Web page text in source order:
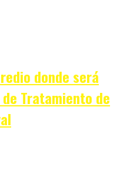
donde será
Tratamiento de